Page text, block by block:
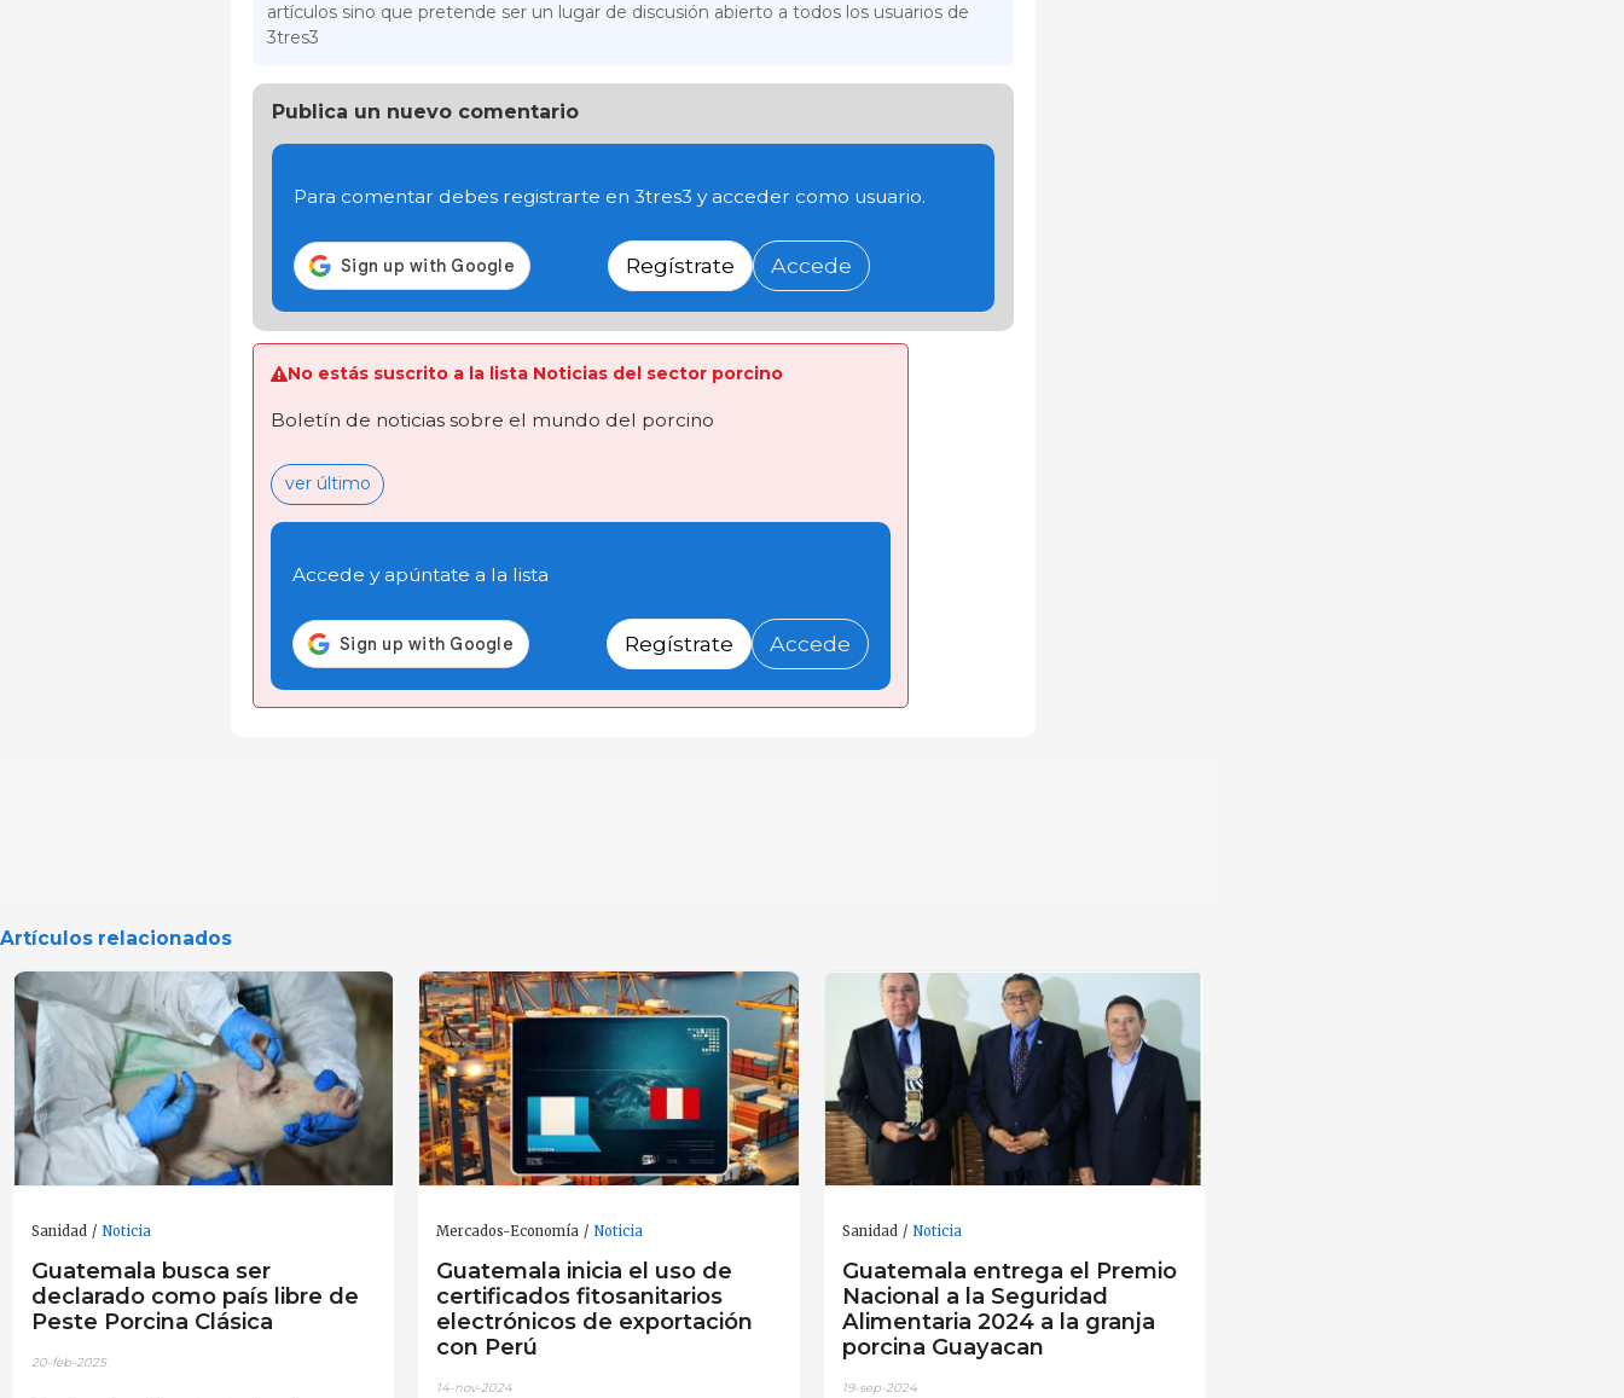
artículos sino que pretende ser un lugar de discusión abierto a todos los usuarios de
3tres3
Publica un nuevo comentario
Para comentar debes registrarte en 3tres3 y acceder como usuario.
Regístrate Accede
No estás suscrito a la lista Noticias del sector porcino
Boletín de noticias sobre el mundo del porcino
ver último
Accede y apúntate a la lista
Regístrate Accede
Artículos relacionados
Sanidad Noticia
Guatemala busca ser
declarado como país libre de
Peste Porcina Clásica
20-feb-2025
Mercados-Economía Noticia
Guatemala inicia el uso de
certificados fitosanitarios
electrónicos de exportación
con Perú
14-nov-2024
Sanidad Noticia
Guatemala entrega el Premio
Nacional a la Seguridad
Alimentaria 2024 a la granja
porcina Guayacan
19-sep-2024